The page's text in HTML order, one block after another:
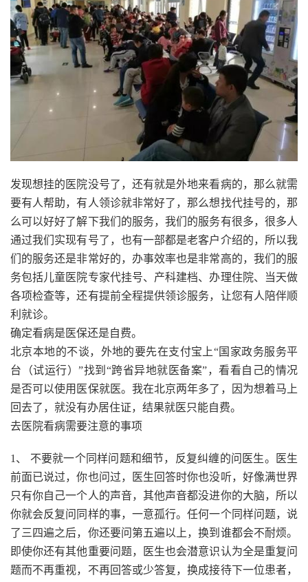
发现想挂的医院没号了，还有就是外地来看病的，那么就需
要有人帮助，有人领诊就非常好了，那么想找代挂号的，那
么可以好好了解下我们的服务，我们的服务有很多，很多人
通过我们实现有号了，也有一部都是老客户介绍的，所以我
们的服务还是非常好的，办事效率也是非常高的，我们的服
务包括儿童医院专家代挂号、产科建档、办理住院、当天做
各项检查等，还有提前全程提供领诊服务，让您有人陪伴顺
利就诊。
确定看病是医保还是自费。
北京本地的不谈，外地的要先在支付宝上“国家政务服务平
台（试运行）”找到“跨省异地就医备案”，看看自己的情况
是否可以使用医保就医。我在北京两年多了，因为想着马上
回去了，就没有办居住证，结果就医只能自费。
去医院看病需要注意的事项
1、 不要就一个同样问题和细节，反复纠缠的问医生。医生
前面已说过，你也问过，医生回答时你也没听，好像满世界
只有你自己一个人的声音，其他声音都没进你的大脑，所以
你就会反复问同样的事，一意孤行。任何一个同样问题，说
了三四遍之后，你还要问第五遍以上，换到谁都会不耐烦。
即使你还有其他重要问题，医生也会潜意识认为全是重复问
题而不再重视，不再回答或少答复，换成接待下一位患者，